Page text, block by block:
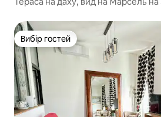
Вибір гостей
Вибір гостей